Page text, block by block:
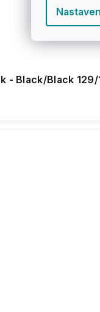
- Black/Black 129/